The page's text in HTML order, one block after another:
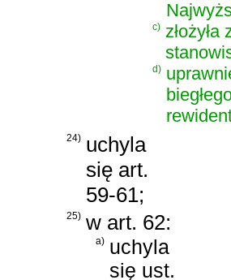
c)
d)
24) uchyla
się art.
59-61;
25) w art. 62:
a) uchyla
się ust.